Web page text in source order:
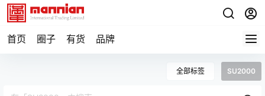
首页 圈子 有货 品牌
全部标签 SU2000